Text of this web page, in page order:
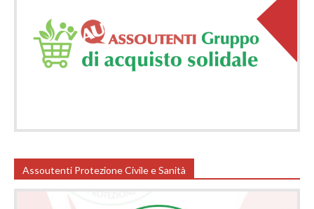
Assoutenti Protezione Civile e Sanità